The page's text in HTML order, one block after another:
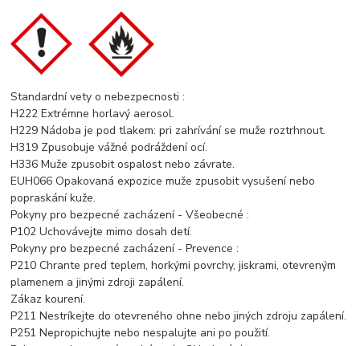
Standardní vety o nebezpecnosti :
H222 Extrémne horlavý aerosol.
H229 Nádoba je pod tlakem: pri zahrívání se muže roztrhnout.
H319 Zpusobuje vážné podráždení ocí.
H336 Muže zpusobit ospalost nebo závrate.
EUH066 Opakovaná expozice muže zpusobit vysušení nebo
popraskání kuže.
Pokyny pro bezpecné zacházení - Všeobecné :
P102 Uchovávejte mimo dosah detí.
Pokyny pro bezpecné zacházení - Prevence :
P210 Chrante pred teplem, horkými povrchy, jiskrami, otevreným
plamenem a jinými zdroji zapálení.
Zákaz kourení.
P211 Nestríkejte do otevreného ohne nebo jiných zdroju zapálení.
P251 Nepropichujte nebo nespalujte ani po použití.